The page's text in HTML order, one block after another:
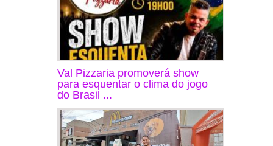
Val Pizzaria promoverá show
para esquentar o clima do jogo
do Brasil ...